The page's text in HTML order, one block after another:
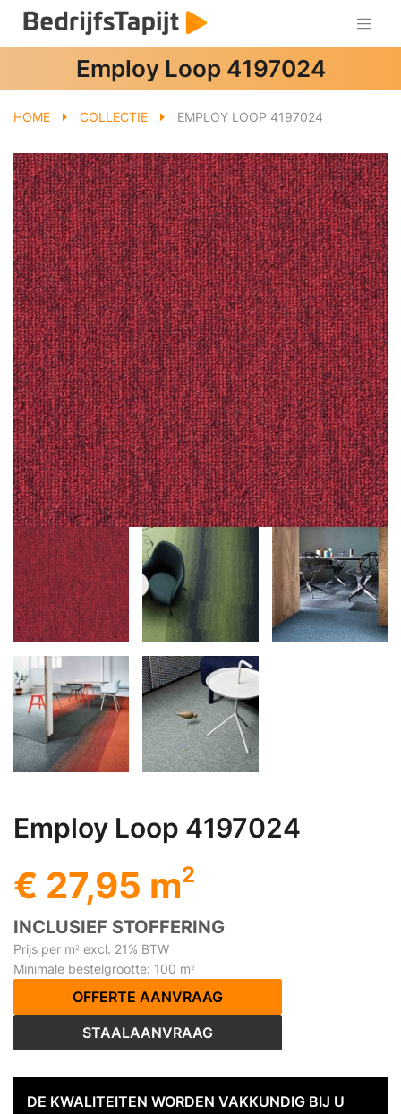
Employ Loop 4197024
HOME COLLECTIE EMPLOY LOOP 4197024
Employ Loop 4197024
€ 27,95 m2
INCLUSIEF STOFFERING
Prijs per m2 excl. 21% BTW
Minimale bestelgrootte: 100 m2
OFFERTE AANVRAAG
STAALAANVRAAG
DE KWALITEITEN WORDEN VAKKUNDIG BIJ U